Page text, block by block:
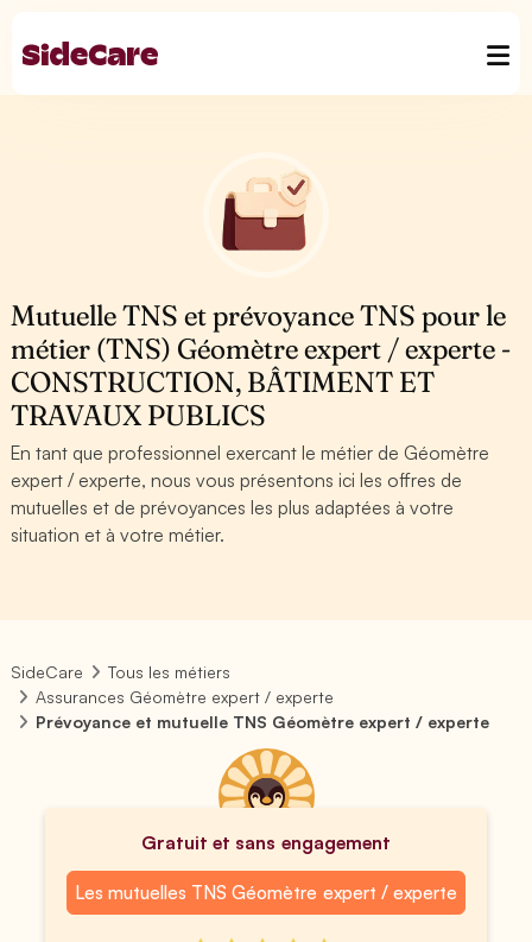
Mutuelle TNS et prévoyance TNS pour le
métier (TNS) Géomètre expert / experte -
CONSTRUCTION, BÂTIMENT ET
TRAVAUX PUBLICS
En tant que professionnel exercant le métier de Géomètre
expert / experte, nous vous présentons ici les offres de
mutuelles et de prévoyances les plus adaptées à votre
situation et à votre métier.
SideCare
Tous les métiers
Assurances Géomètre expert / experte
Prévoyance et mutuelle TNS Géomètre expert / experte
Gratuit et sans engagement
Les mutuelles TNS Géomètre expert / experte